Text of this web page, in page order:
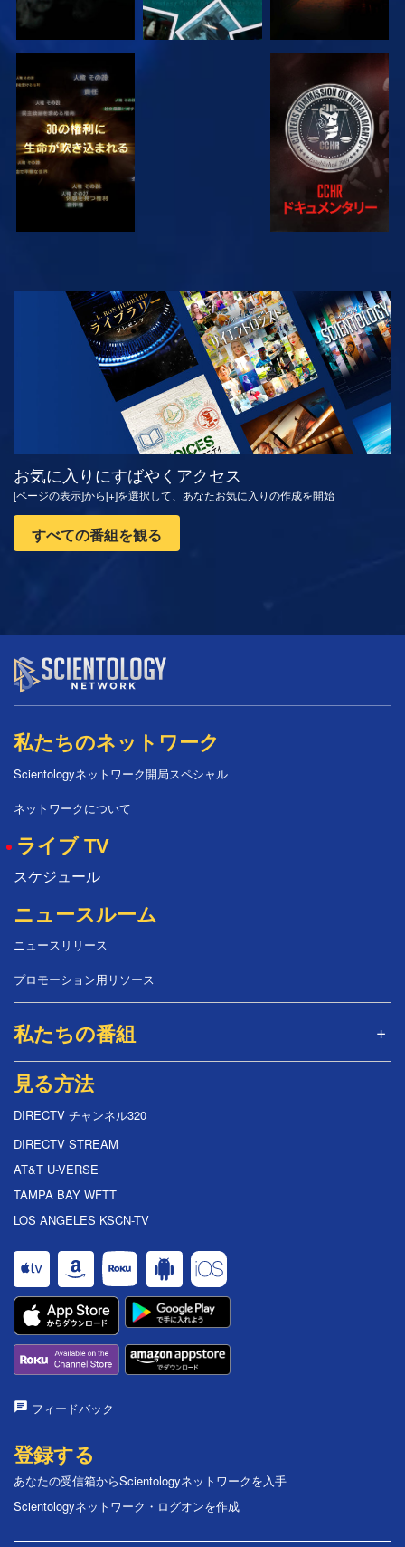
観る
観る シリーズを探求
お気に入りにすばやくアクセス
[ページの表示]から[+]を選択して、あなたお気に入りの作成を開始
すべての番組を観る
私たちのネットワーク
Scientologyネットワーク開局スペシャル
ネットワークについて
ライブ TV
スケジュール
ニュースルーム
ニュースリリース
プロモーション用リソース
私たちの番組
見る方法
DIRECTV チャンネル320
DIRECTV STREAM
AT&T U-VERSE
TAMPA BAY WFTT
LOS ANGELES KSCN-TV
フィードバック
登録する
あなたの受信箱からScientologyネットワークを入手
Scientologyネットワーク・ログオンを作成